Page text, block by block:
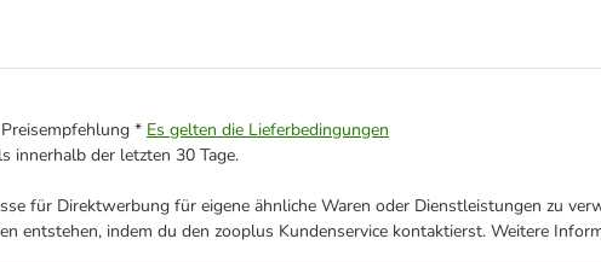
* Es gelten die Lieferbedingungen
innerhalb der letzten 30 Tage.
für Direktwerbung für eigene ähnliche Waren oder Dienstleistungen zu
entstehen, indem du den zooplus Kundenservice kontaktierst. Weitere